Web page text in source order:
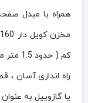
همراه با مبدل
کم (
راه اندازی آسان ،
یا گازوییل به